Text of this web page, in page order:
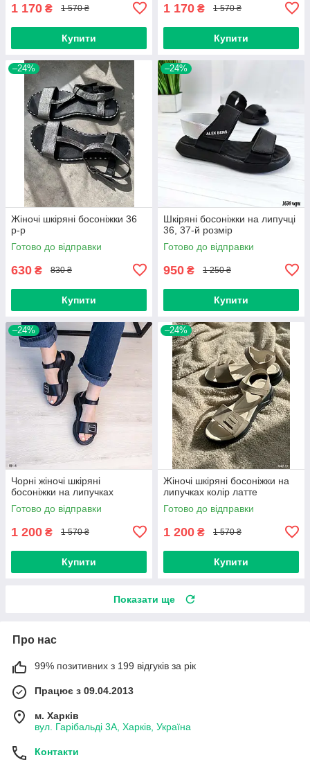
1 170 ₴ 1 570 ₴
Купити
1 170 ₴ 1 570 ₴
Купити
–24%
Жіночі шкіряні босоніжки 36
р-р
Готово до відправки
630 ₴ 830 ₴
Купити
–24%
Шкіряні босоніжки на липучці
36, 37-й розмір
Готово до відправки
950 ₴ 1 250 ₴
Купити
–24%
Чорні жіночі шкіряні
босоніжки на липучках
Готово до відправки
1 200 ₴ 1 570 ₴
Купити
–24%
Жіночі шкіряні босоніжки на
липучках колір латте
Готово до відправки
1 200 ₴ 1 570 ₴
Купити
Показати ще
Про нас
99% позитивних з 199 відгуків за рік
Працює з 09.04.2013
м. Харків
вул. Гарібальді 3А, Харків, Україна
Контакти